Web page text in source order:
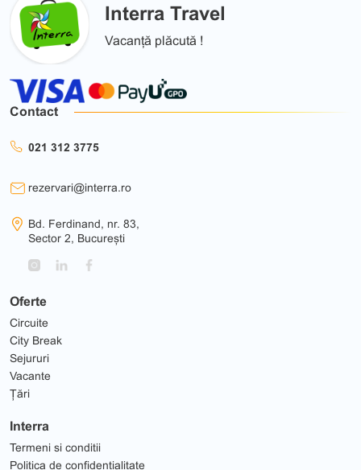
Interra Travel
Vacanță plăcută !
Oferte
Circuite
City Break
Sejururi
Vacante
Țări
Interra
Termeni si conditii
Politica de confidentialitate
Contact
021 312 3775
rezervari@interra.ro
Bd. Ferdinand, nr. 83,
Sector 2, București